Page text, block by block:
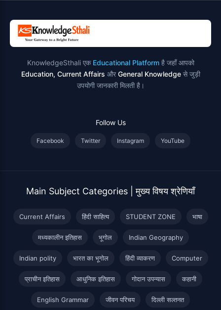
KnowledgeSthali एक Educational Platformहै जहाँ आपको
Education, Current Affairs और General Knowledgeसे जुड़ी
उपयोगी जानकारी मिलती है।
Follow Us
Facebook Twitter Instagram YouTube
Main Subject Categories | मुख्य विषय श्रेणियाँ
Current Affairs हिंदी साहित्य STUDENT ZONE भाषा
मध्यकालीन इतिहास भूगोल Indian Geography
Indian polity भारत का भूगोल हिंदी व्याकरण Computer
प्राचीन इतिहास आधुनिक इतिहास गोदान उपन्यास कहानी
English Grammar जीवन परिचय दिल्ली सल्तनत